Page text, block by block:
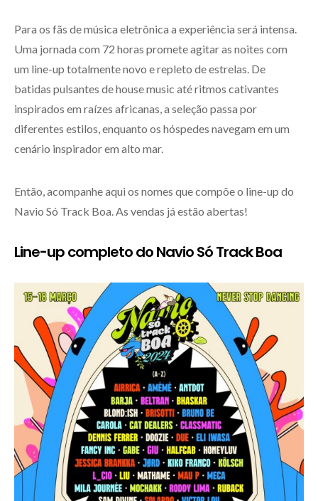
Para os fãs de música eletrônica a experiência será intensa.
Uma jornada com 72 horas promete agitar as noites com
um line-up totalmente novo e repleto de estrelas. De
batidas pulsantes de house music até ritmos cativantes
inspirados em raízes africanas, a seleção passa por
diferentes estilos, enquanto os hóspedes navegam em um
cenário inspirador em alto mar.
Então, acompanhe aqui os nomes que compõe o line-up do
Navio Só Track Boa. As vendas já estão abertas!
Line-up completo do Navio Só Track Boa